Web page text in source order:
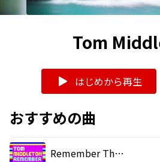
Tom
はじめから再生
おすすめの曲
Remember The Love (The IMS Anthem 2008) [Radio Edit]